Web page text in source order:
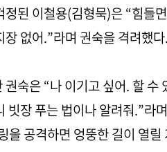
정된 이철용(김형묵)은 “힘들
장 없어.”라며 권숙을 격려했다.
권숙은 “나 이기고 싶어. 할 수
빗장 푸는 법이나 알려줘.”라
을 공격하면 엉뚱한 길이 열